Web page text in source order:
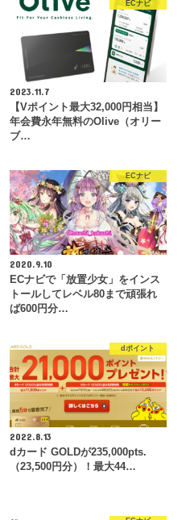
ECナビ
2023.11.7
【Vポイント最大32,000円相当】
年会費永年無料のOlive（オリー
ブ…
ECナビ
2020.9.10
ECナビで「放置少女」をインス
トールしてレベル80まで頑張れ
ば600円分…
dポイント
2022.8.13
dカード GOLDが235,000pts.
（23,500円分）！最大44…